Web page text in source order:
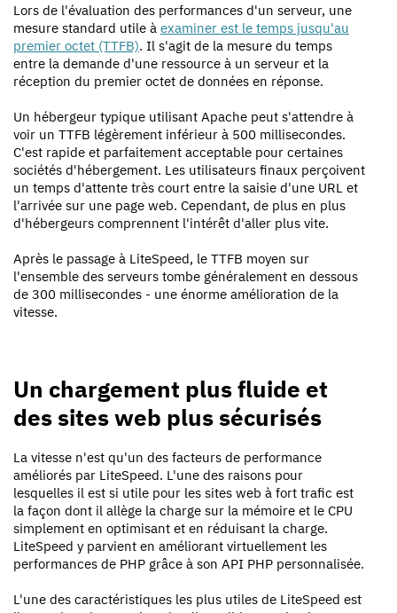
Lors de l'évaluation des performances d'un serveur, une
mesure standard utile à examiner est le temps jusqu'au
premier octet (TTFB). Il s'agit de la mesure du temps
entre la demande d'une ressource à un serveur et la
réception du premier octet de données en réponse.
Un hébergeur typique utilisant Apache peut s'attendre à
voir un TTFB légèrement inférieur à 500 millisecondes.
C'est rapide et parfaitement acceptable pour certaines
sociétés d'hébergement. Les utilisateurs finaux perçoivent
un temps d'attente très court entre la saisie d'une URL et
l'arrivée sur une page web. Cependant, de plus en plus
d'hébergeurs comprennent l'intérêt d'aller plus vite.
Après le passage à LiteSpeed, le TTFB moyen sur
l'ensemble des serveurs tombe généralement en dessous
de 300 millisecondes - une énorme amélioration de la
vitesse.
Un chargement plus fluide et
des sites web plus sécurisés
La vitesse n'est qu'un des facteurs de performance
améliorés par LiteSpeed. L'une des raisons pour
lesquelles il est si utile pour les sites web à fort trafic est
la façon dont il allège la charge sur la mémoire et le CPU
simplement en optimisant et en réduisant la charge.
LiteSpeed y parvient en améliorant virtuellement les
performances de PHP grâce à son API PHP personnalisée.
L'une des caractéristiques les plus utiles de LiteSpeed est